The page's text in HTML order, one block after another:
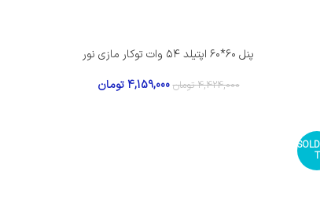
پنل ۶۰*۶۰ اپتیلد ۵۴ وات توکار مازی نور
4,424,000 تومان 4,159,000 تومان
T